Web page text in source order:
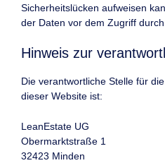
Sicherheitslücken aufweisen
der Daten vor dem Zugriff
Hinweis zur
Die verantwortliche Stelle für
dieser Website ist:
LeanEstate UG
Obermarktstraße 1
32423 Minden